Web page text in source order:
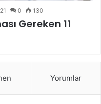
0 130
Gereken 11
Yorumlar